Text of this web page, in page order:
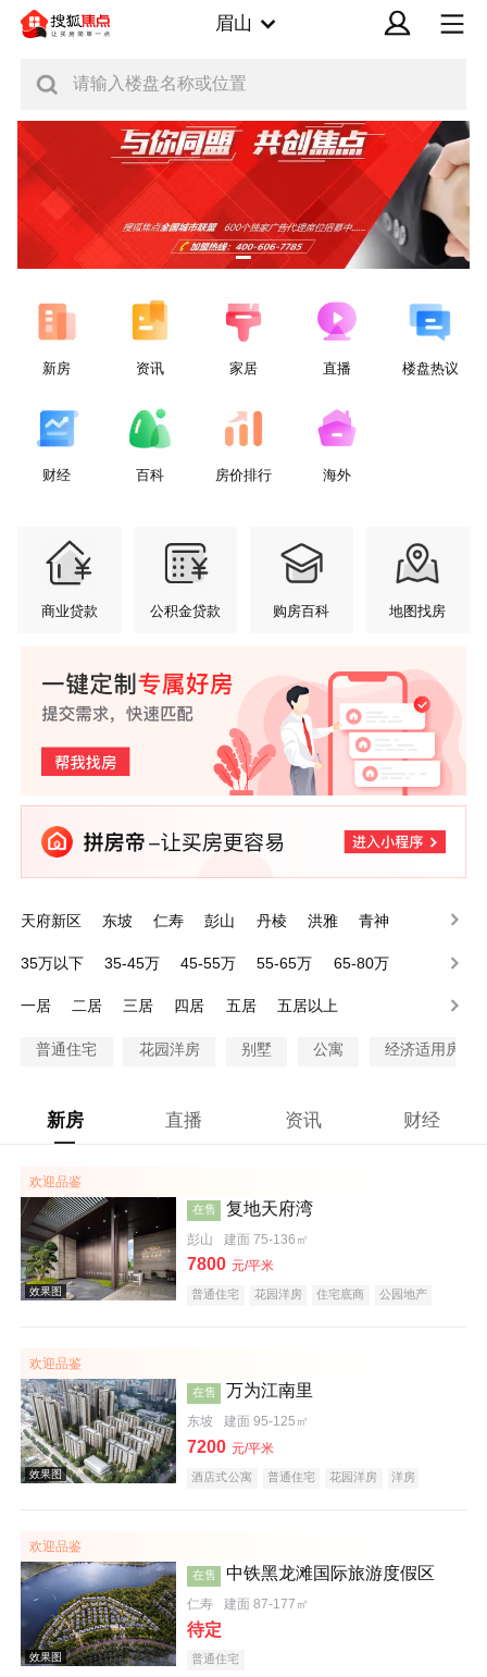
眉山
请输入楼盘名称或位置
新房 资讯 家居 直播 楼盘热议
财经 百科 房价排行 海外
商业贷款 公积金贷款 购房百科 地图找房
天府新区 东坡 仁寿 彭山 丹棱 洪雅 青神
35万以下 35-45万 45-55万 55-65万
65-80万
一居
二居 三居 四居 五居 五居以上
普通住宅 花园洋房 别墅 公寓 经济适用房
新房 直播 资讯 财经
欢迎品鉴
效果图
在售 复地天府湾
彭山 建面 75-136㎡
7800 元/平米
普通住宅 花园洋房 住宅底商 公园地产
欢迎品鉴
在售 万为江南里
东坡 建面 95-125㎡
7200 元/平米
酒店式公寓 普通住宅 花园洋房
洋房
欢迎品鉴
在售 中铁黑龙滩国际旅游度假区
仁寿 建面 87-177㎡
待定
普通住宅